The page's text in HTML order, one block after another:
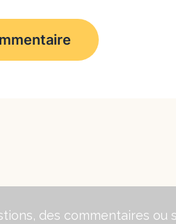
des commentaires